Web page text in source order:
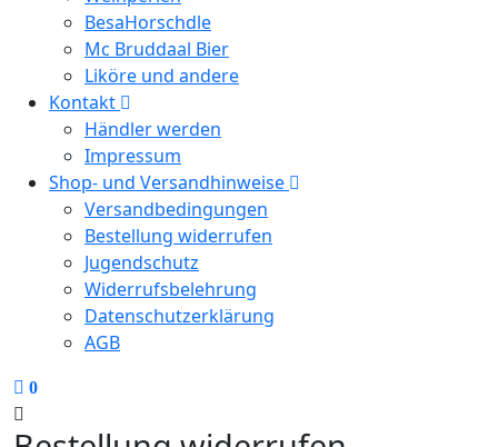
BesaHorschdle
Mc Bruddaal Bier
Liköre und andere
Kontakt
Händler werden
Impressum
Shop- und Versandhinweise
Versandbedingungen
Bestellung widerrufen
Jugendschutz
Widerrufsbelehrung
Datenschutzerklärung
AGB
0